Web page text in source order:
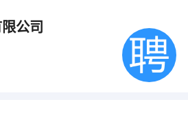
公司